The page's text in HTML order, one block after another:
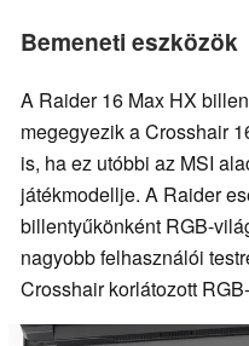
Bemeneti eszközök
A Raider 16 Max HX
megegyezik a Crosshair
is, ha ez utóbbi az MSI
játékmodellje. A Raider
billentyűkönként RGB-
nagyobb felhasználói
Crosshair korlátozott